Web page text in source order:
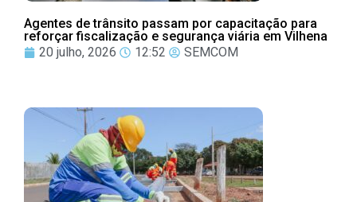
Agentes de trânsito passam por capacitação para
reforçar fiscalização e segurança viária em Vilhena
20 julho, 2026
12:52 SEMCOM